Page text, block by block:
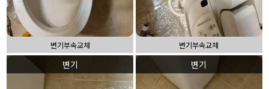
변기부속교체 변기부속교체
변기 변기